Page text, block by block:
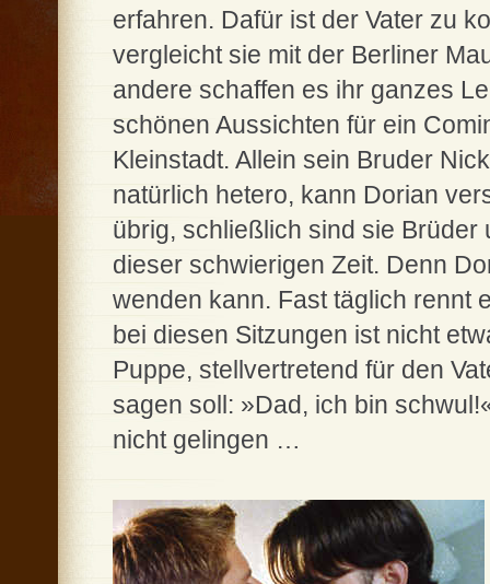
erfahren. Dafür ist der Vater zu
vergleicht sie mit der Berliner
andere schaffen es ihr ganzes
schönen Aussichten für ein
Kleinstadt. Allein sein Bruder
natürlich hetero, kann Dorian
übrig, schließlich sind sie
dieser schwierigen Zeit. Denn
wenden kann. Fast täglich rennt
bei diesen Sitzungen ist nicht
Puppe, stellvertretend für den
sagen soll: »Dad, ich bin
nicht gelingen …